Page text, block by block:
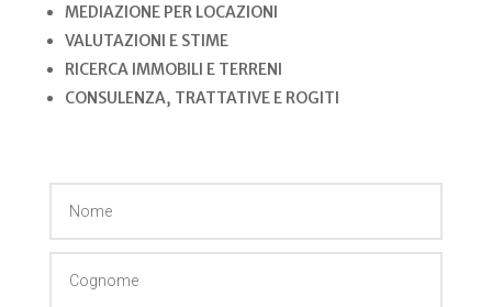
MEDIAZIONE PER LOCAZIONI
VALUTAZIONI E STIME
RICERCA IMMOBILI E TERRENI
CONSULENZA, TRATTATIVE E ROGITI